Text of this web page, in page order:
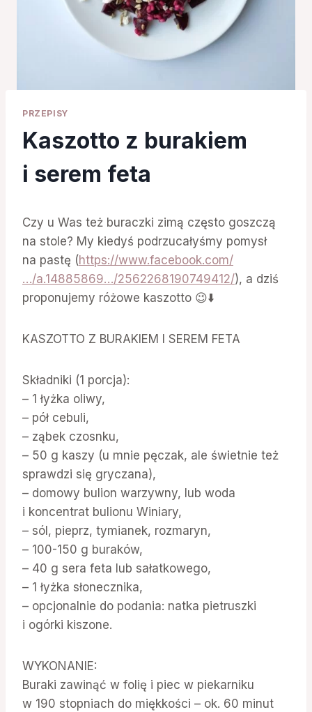
PRZEPISY
Kaszotto z burakiem
i serem feta
Czy u Was też buraczki zimą często goszczą
na stole? My kiedyś podrzucałyśmy pomysł
na pastę (https://www.facebook.com/
…/a.14885869…/2562268190749412/), a dziś
proponujemy różowe kaszotto 😉⬇️
KASZOTTO Z BURAKIEM I SEREM FETA
Składniki (1 porcja):
– 1 łyżka oliwy,
– pół cebuli,
– ząbek czosnku,
– 50 g kaszy (u mnie pęczak, ale świetnie też
sprawdzi się gryczana),
– domowy bulion warzywny, lub woda
i koncentrat bulionu Winiary,
– sól, pieprz, tymianek, rozmaryn,
– 100-150 g buraków,
– 40 g sera feta lub sałatkowego,
– 1 łyżka słonecznika,
– opcjonalnie do podania: natka pietruszki
i ogórki kiszone.
WYKONANIE:
Buraki zawinąć w folię i piec w piekarniku
w 190 stopniach do miękkości – ok. 60 minut